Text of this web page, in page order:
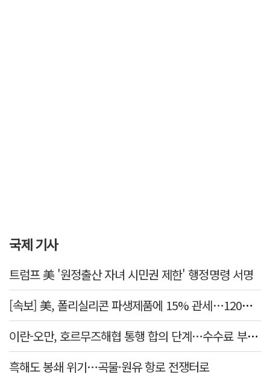
국제 기사
트럼프 美 '원정출산 자녀 시민권 제한' 행정명령 서명
[속보] 美, 폴리실리콘 파생제품에 15% 관세…120일 뒤 발효
이란-오만, 호르무즈해협 통행 합의 단계…수수료 부과되나
흑해도 봉쇄 위기…곡물·원유 항로 전쟁터로